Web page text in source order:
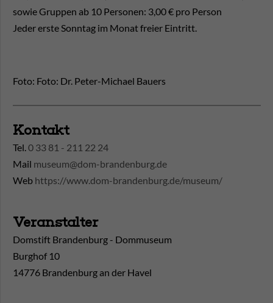
sowie Gruppen ab 10 Personen: 3,00 € pro Person
Jeder erste Sonntag im Monat freier Eintritt.
Foto: Foto: Dr. Peter-Michael Bauers
Kontakt
Tel.0 33 81 - 211 22 24
Mail museum@dom-brandenburg.de
Web https://www.dom-brandenburg.de/museum/
Veranstalter
Domstift Brandenburg - Dommuseum
Burghof 10
14776 Brandenburg an der Havel